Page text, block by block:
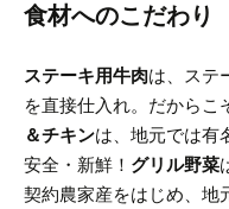
食材へのこだわり
ステーキ用牛肉は、ステ
を直接仕入れ。だからこ
＆チキンは、地元では有
安全・新鮮！ グリル野菜
契約農家産をはじめ、地